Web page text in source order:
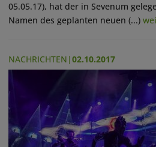
05.05.17), hat der in Sevenum
Namen des geplanten neuen (...)
NACHRICHTEN |02.10.2017